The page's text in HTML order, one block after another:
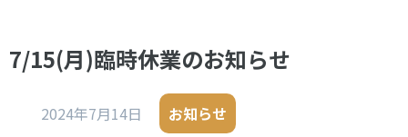
7/15(月)臨時休業のお知らせ
2024年7月14日 お知らせ